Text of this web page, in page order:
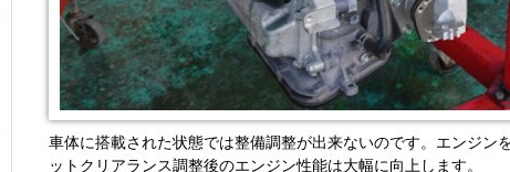
車体に搭載された状態では整備調整が出来ないのです。エンジン
ットクリアランス調整後のエンジン性能は大幅に向上します。